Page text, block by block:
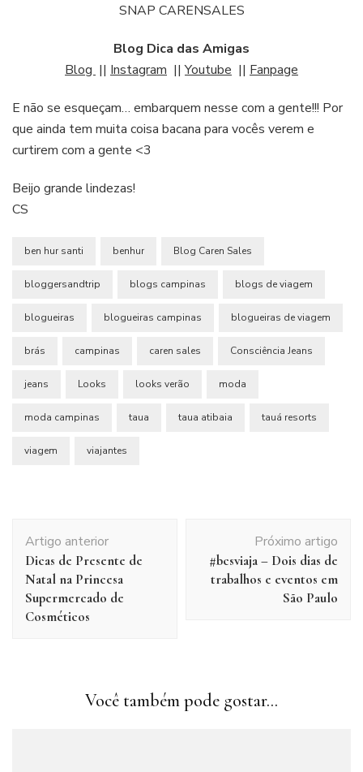
SNAP CARENSALES
Blog Dica das Amigas
Blog || Instagram ||Youtube || Fanpage
E não se esqueçam… embarquem nesse com a gente!!! Por
que ainda tem muita coisa bacana para vocês verem e
curtirem com a gente <3
Beijo grande lindezas!
CS
ben hur santi benhur Blog Caren Sales
bloggersandtrip blogs campinas blogs de viagem
blogueiras blogueiras campinas blogueiras de viagem
brás campinas caren sales Consciência Jeans
jeans Looks looks verão moda
moda campinas taua taua atibaia tauá resorts
viagem viajantes
de
post
Artigo anterior
Dicas de Presente de
Natal na Princesa
Supermercado de
Cosméticos
Próximo artigo
#bcsviaja – Dois dias de
trabalhos e eventos em
São Paulo
Você também pode gostar...